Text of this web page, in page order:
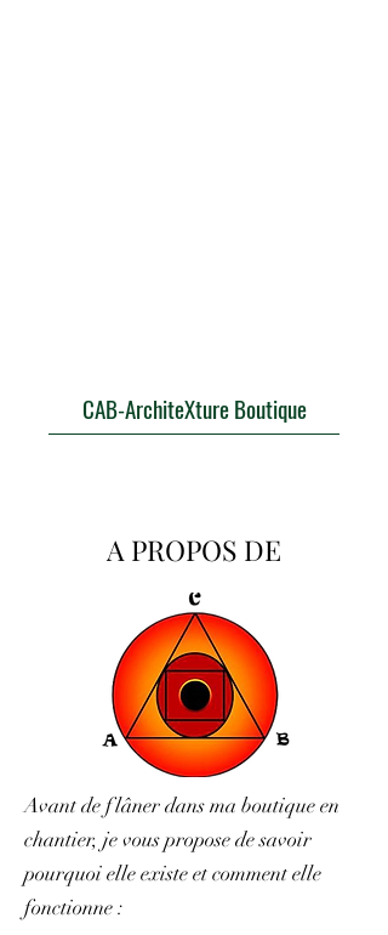
CAB-ArchiteXture Boutique
A PROPOS DE
Avant de flâner dans ma boutique en
chantier, je vous propose de savoir
pourquoi elle existe et comment elle
fonctionne :